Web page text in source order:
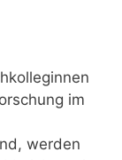
im
werden